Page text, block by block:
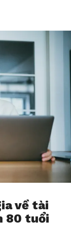
về tài
80 tuổi